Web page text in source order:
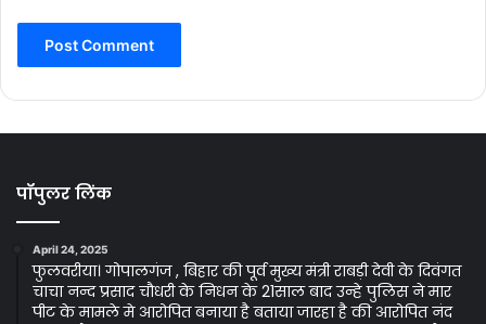
पॉपुलर लिंक
April 24, 2025
फुलवरीया। गोपालगंज , बिहार की पूर्व मुख्य मंत्री राबड़ी देवी के दिवंगत
चाचा नन्द प्रसाद चौधरी के निधन के 21साल बाद उन्हे पुलिस ने मार
पीट के मामले मे आरोपित बनाया है बताया जारहा है की आरोपित नंद